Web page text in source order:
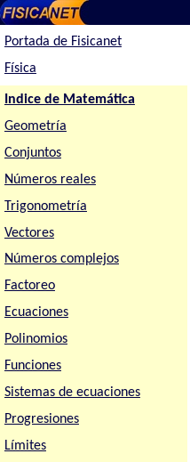
Portada de Fisicanet
Física
Indice de Matemática
Geometría
Conjuntos
Números reales
Trigonometría
Vectores
Números complejos
Factoreo
Ecuaciones
Polinomios
Funciones
Sistemas de ecuaciones
Progresiones
Límites